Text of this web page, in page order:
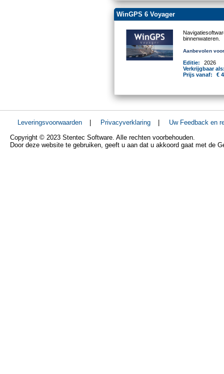
WinGPS 6 Voyager
binnenwateren.
Aanbevolen
Editie:
2026
Verkrijgbaar
Prijs vanaf:
€
Leveringsvoorwaarden | Privacyverklaring |
Uw Feedback en
Copyright © 2023 Stentec Software. Alle rechten voorbehouden.
Door deze website te gebruiken, geeft u aan dat u akkoord gaat met de